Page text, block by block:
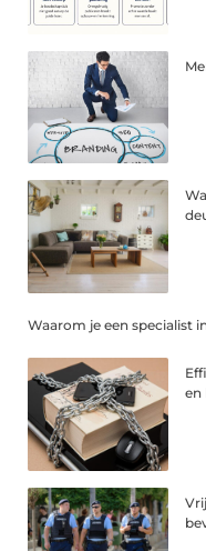
Waarom je een specialist
en